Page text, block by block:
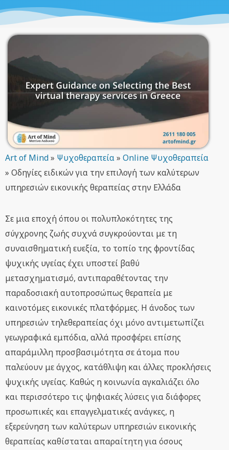
Art of Mind» Ψυχοθεραπεία» Online Ψυχοθεραπεία
» Οδηγίες ειδικών για την επιλογή των καλύτερων
υπηρεσιών εικονικής θεραπείας στην Ελλάδα
Σε μια εποχή όπου οι πολυπλοκότητες της
σύγχρονης ζωής συχνά συγκρούονται με τη
συναισθηματική ευεξία, το τοπίο της φροντίδας
ψυχικής υγείας έχει υποστεί βαθύ
μετασχηματισμό, αντιπαραθέτοντας την
παραδοσιακή αυτοπροσώπως θεραπεία με
καινοτόμες εικονικές πλατφόρμες. Η άνοδος των
υπηρεσιών τηλεθεραπείας όχι μόνο αντιμετωπίζει
γεωγραφικά εμπόδια, αλλά προσφέρει επίσης
απαράμιλλη προσβασιμότητα σε άτομα που
παλεύουν με άγχος, κατάθλιψη και άλλες προκλήσεις
ψυχικής υγείας. Καθώς η κοινωνία αγκαλιάζει όλο
και περισσότερο τις ψηφιακές λύσεις για διάφορες
προσωπικές και επαγγελματικές ανάγκες, η
εξερεύνηση των καλύτερων υπηρεσιών εικονικής
θεραπείας καθίσταται απαραίτητη για όσους